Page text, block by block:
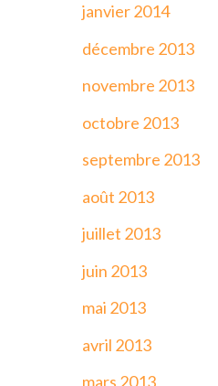
janvier 2014
décembre 2013
novembre 2013
octobre 2013
septembre 2013
août 2013
juillet 2013
juin 2013
mai 2013
avril 2013
mars 2013